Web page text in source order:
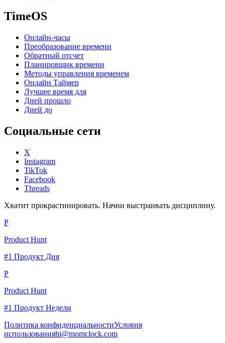
TimeOS
Онлайн-часы
Преобразование времени
Обратный отсчет
Планировщик времени
Методы управления временем
Онлайн Таймер
Лучшее время для
Дней прошло
Дней до
Социальные сети
X
Instagram
TikTok
Facebook
Threads
Хватит прокрастинировать. Начни выстраивать дисциплину.
P
Product Hunt
#1 Продукт Дня
P
Product Hunt
#1 Продукт Недели
Политика конфиденциальностиУсловия
использованияhi@momclock.com